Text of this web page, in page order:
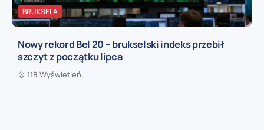
BRUKSELA
Nowy rekord Bel 20 – brukselski indeks przebił
szczyt z początku lipca
118 Wyświetleń